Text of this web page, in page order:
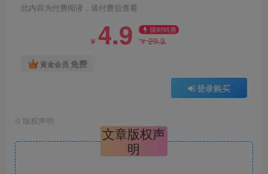
此内容为付费阅读，请付费后查看
￥ 4.9 限时特惠
￥29.9
黄金会员 免费
登录购买
© 版权声明
文章版权声
明